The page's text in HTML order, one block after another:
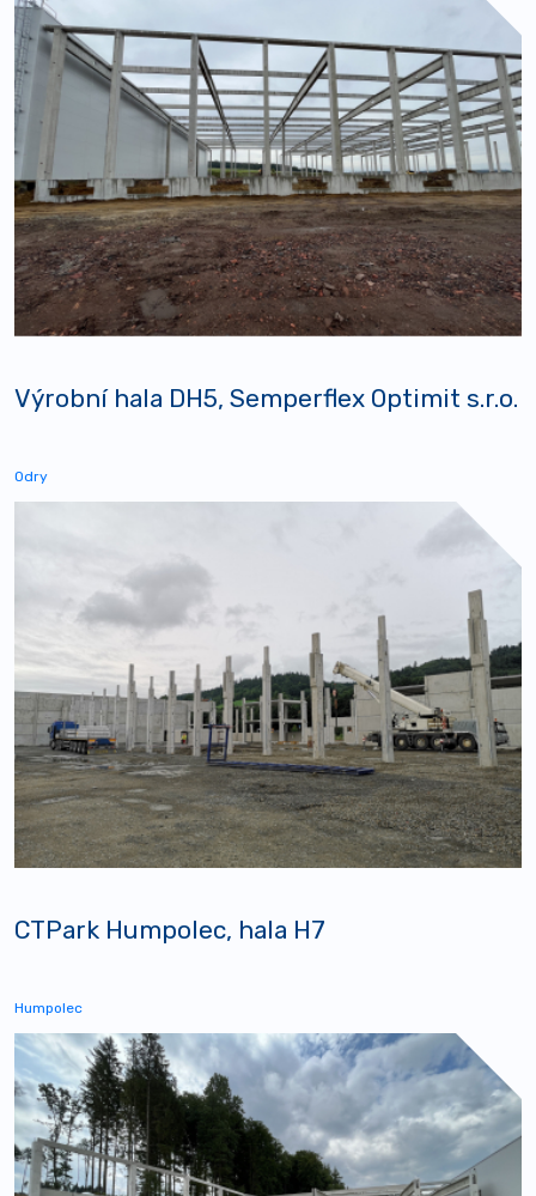
Výrobní hala DH5, Semperflex Optimit s.r.o.
Odry
CTPark Humpolec, hala H7
Humpolec